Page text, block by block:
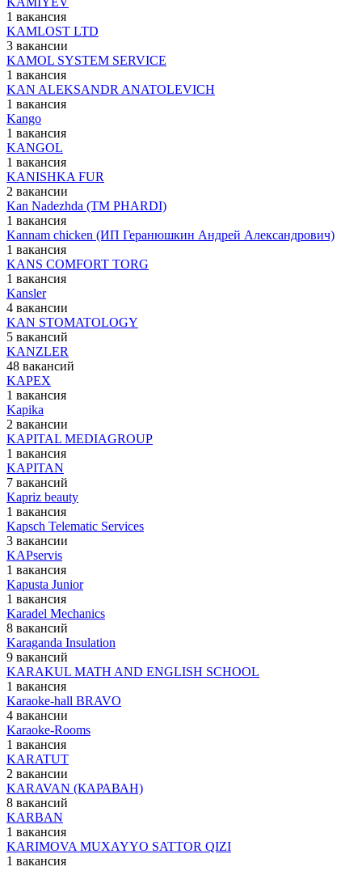
1 вакансия
KAMLOST LTD
3 вакансии
KAMOL SYSTEM SERVICE
1 вакансия
KAN ALEKSANDR ANATOLEVICH
1 вакансия
Kango
1 вакансия
KANGOL
1 вакансия
KANISHKA FUR
2 вакансии
Kan Nadezhda (ТМ PHARDI)
1 вакансия
Kannam chicken (ИП Геранюшкин Андрей Александрович)
1 вакансия
KANS COMFORT TORG
1 вакансия
Kansler
4 вакансии
KAN STOMATOLOGY
5 вакансий
KANZLER
48 вакансий
KAPEX
1 вакансия
Kapika
2 вакансии
KAPITAL MEDIAGROUP
1 вакансия
KAPITAN
7 вакансий
Kapriz beauty
1 вакансия
Kapsch Telematic Services
3 вакансии
KAPservis
1 вакансия
Kapusta Junior
1 вакансия
Karadel Mechanics
8 вакансий
Karaganda Insulation
9 вакансий
KARAKUL MATH AND ENGLISH SCHOOL
1 вакансия
Karaoke-hall BRAVO
4 вакансии
Karaoke-Rooms
1 вакансия
KARATUT
2 вакансии
KARAVAN (КАРАВАН)
8 вакансий
KARBAN
1 вакансия
KARIMOVA MUXAYYO SATTOR QIZI
1 вакансия